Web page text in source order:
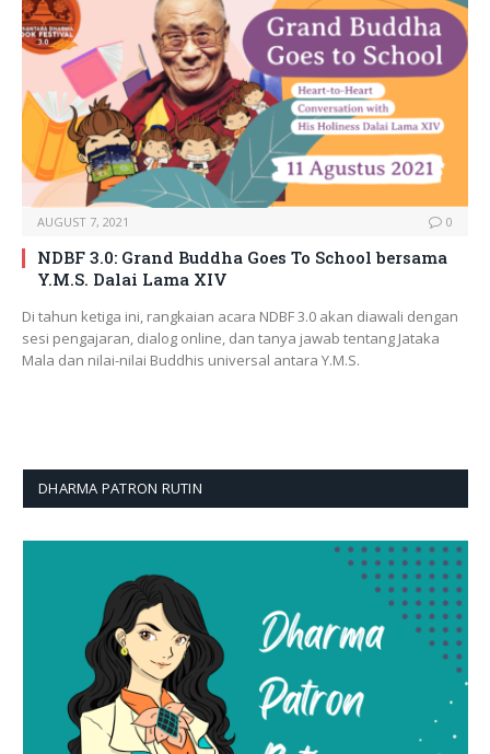
AUGUST 7, 2021 0
NDBF 3.0: Grand Buddha Goes To School bersama
Y.M.S. Dalai Lama XIV
Di tahun ketiga ini, rangkaian acara NDBF 3.0 akan diawali dengan
sesi pengajaran, dialog online, dan tanya jawab tentang Jataka
Mala dan nilai-nilai Buddhis universal antara Y.M.S.
DHARMA PATRON RUTIN